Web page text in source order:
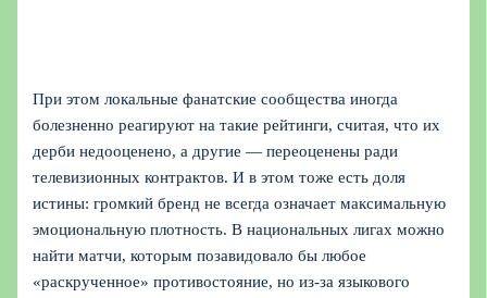
При этом локальные фанатские сообщества иногда
болезненно реагируют на такие рейтинги, считая, что их
дерби недооценено, а другие — переоценены ради
телевизионных контрактов. И в этом тоже есть доля
истины: громкий бренд не всегда означает максимальную
эмоциональную плотность. В национальных лигах можно
найти матчи, которым позавидовало бы любое
«раскрученное» противостояние, но из-за языкового